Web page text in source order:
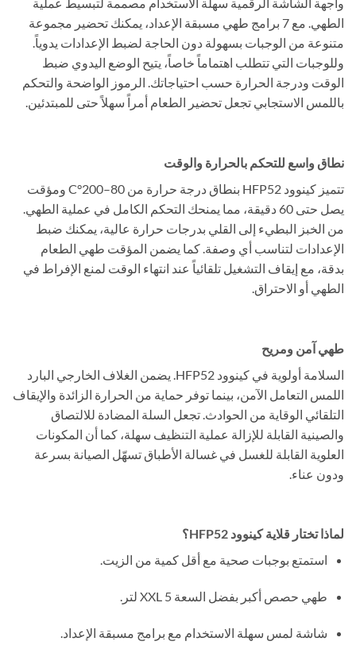
الطهي. مع 7 برامج طهي مسبقة الإعداد، يمكنك تحضير مجموعة
متنوعة من الوجبات بسهولة دون الحاجة لضبط الإعدادات يدوياً.
وللوجبات التي تتطلب اهتماماً خاصاً، يتيح الوضع اليدوي ضبط
الوقت ودرجة الحرارة حسب احتياجاتك. الرموز الواضحة والتحكم
باللمس الاستجابي تجعل تحضير الطعام أمراً سهلاً حتى للمبتدئين.
نطاق واسع للتحكم بالحرارة والوقت
تتميز كينوود HFP52 بنطاق درجة حرارة من 80–200°C ومؤقت
يصل حتى 60 دقيقة، مما يمنحك التحكم الكامل في عملية الطهي.
من الخبز البطيء إلى القلي بدرجات حرارة عالية، يمكنك ضبط
الإعدادات لتناسب أي وصفة. كما يضمن المؤقت طهي الطعام
بدقة، مع إيقاف التشغيل تلقائياً عند انتهاء الوقت لمنع الإفراط في
الطهي أو الاحتراق.
طهي آمن ومريح
السلامة أولوية في كينوود HFP52. يضمن الغلاف الخارجي البارد
اللمس التعامل الآمن، بينما توفر حماية من الحرارة الزائدة والإيقاف
التلقائي الوقاية من الحوادث. تجعل السلة المضادة للالتصاق
والصينية القابلة للإزالة عملية التنظيف سهلة، كما أن المكونات
العلوية القابلة للغسل في غسالة الأطباق تسهّل الصيانة بسرعة
ودون عناء.
لماذا تختار قلاية كينوود HFP52؟
استمتع بوجبات صحية مع أقل كمية من الزيت.
طهي حصص أكبر بفضل السعة XXL 5 لتر.
شاشة لمس سهلة الاستخدام مع برامج مسبقة الإعداد.